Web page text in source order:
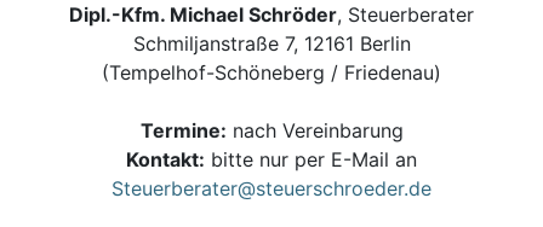
Dipl.-Kfm. Michael Schröder, Steuerberater
Schmiljanstraße 7, 12161 Berlin
(Tempelhof-Schöneberg / Friedenau)
Termine: nach Vereinbarung
Kontakt: bitte nur per E-Mail an
Steuerberater@steuerschroeder.de